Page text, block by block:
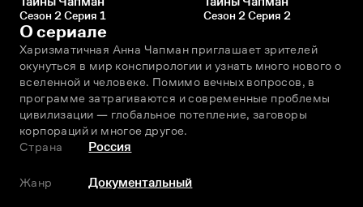
Сезон 2 Серия 1 Сезон 2 Серия 2
О сериале
Харизматичная Анна Чапман приглашает зрителей
окунуться в мир конспирологии и узнать много нового о
вселенной и человеке. Помимо вечных вопросов, в
программе затрагиваются и современные проблемы
цивилизации — глобальное потепление, заговоры
корпораций и многое другое.
Страна
Россия
Жанр Документальный